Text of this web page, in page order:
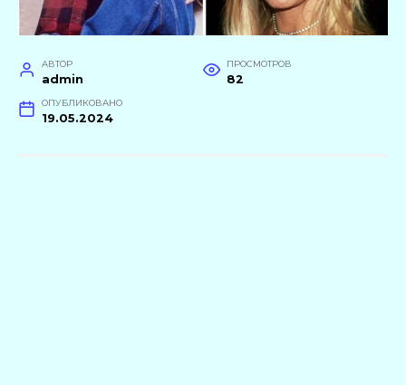
АВТОР
admin
ПРОСМОТРОВ
82
ОПУБЛИКОВАНО
19.05.2024